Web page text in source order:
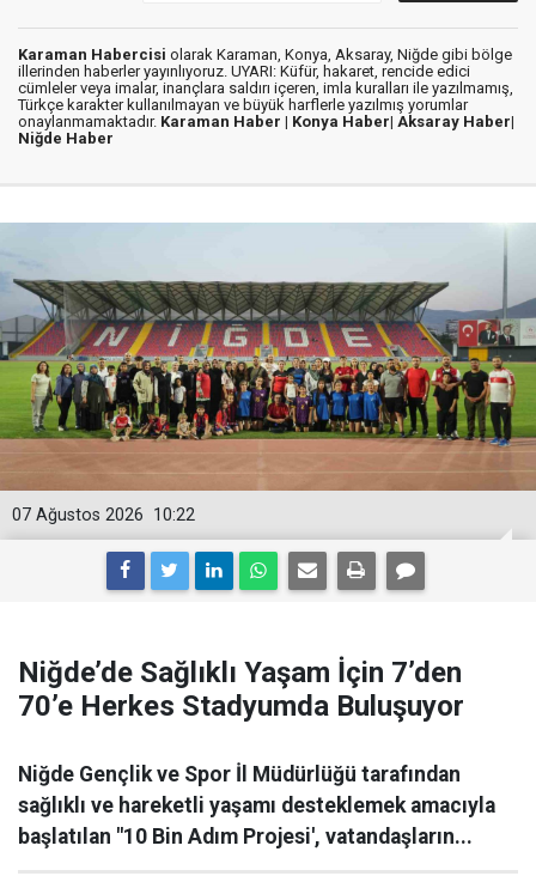
Karaman Habercisi olarak Karaman, Konya, Aksaray, Niğde gibi bölge
illerinden haberler yayınlıyoruz. UYARI: Küfür, hakaret, rencide edici
cümleler veya imalar, inançlara saldırı içeren, imla kuralları ile yazılmamış,
Türkçe karakter kullanılmayan ve büyük harflerle yazılmış yorumlar
onaylanmamaktadır. Karaman Haber | Konya Haber| Aksaray Haber|
Niğde Haber
10:22
07 Ağustos 2026
Niğde’de Sağlıklı Yaşam İçin 7’den
70’e Herkes Stadyumda Buluşuyor
Niğde Gençlik ve Spor İl Müdürlüğü tarafından
sağlıklı ve hareketli yaşamı desteklemek amacıyla
başlatılan "10 Bin Adım Projesi', vatandaşların...